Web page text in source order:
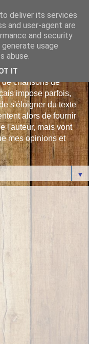
de
de 510 traductions -
chansons de
impose parfois,
s'éloigner du texte
alors de fournir
l'auteur, mais vont
mes opinions et
▼
deliver its services
and user-agent are
and security
usage
abuse.
IT